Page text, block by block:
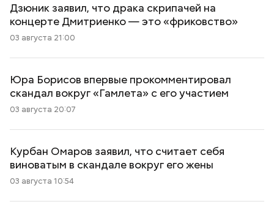
Дзюник заявил, что драка скрипачей на
концерте Дмитриенко — это «фриковство»
03 августа 21:00
Юра Борисов впервые прокомментировал
скандал вокруг «Гамлета» с его участием
03 августа 20:07
Курбан Омаров заявил, что считает себя
виноватым в скандале вокруг его жены
03 августа 10:54